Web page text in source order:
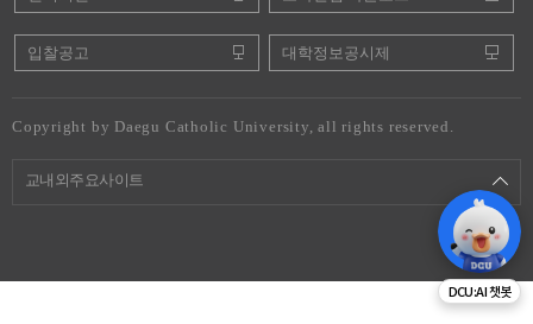
입찰공고 대학정보공시제
Copyright by Daegu Catholic University, all rights reserved.
교내외주요사이트
DCU:AI 챗봇